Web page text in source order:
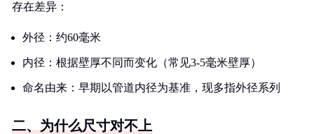
存在差异：
外径：约60毫米
内径：根据壁厚不同而变化（常见3-5毫米壁厚）
命名由来：早期以管道内径为基准，现多指外径系列
二、为什么尺寸对不上